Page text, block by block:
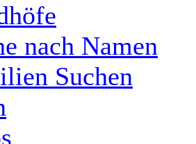
nach Namen
Suchen